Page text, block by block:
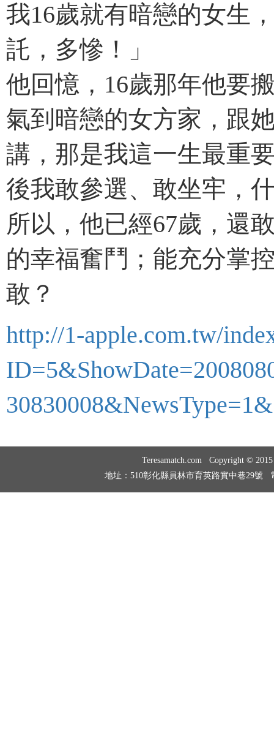
我16歲就有暗戀的女生
託，多慘！」
他回憶，16歲那年他要
氣到暗戀的女方家，跟
講，那是我這一生最重
後我敢參選、敢坐牢，
所以，他已經67歲，還
的幸福奮鬥；能充分掌
敢？
http://1-apple.com.tw/
Teresamatch.com Copyright ©
地址：510彰化縣員林市育英路實中巷29號